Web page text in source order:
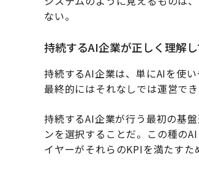
ない。
持続するAI企業が正しく理解
持続するAI企業は、単にAIを使
最終的にはそれなしでは運営でき
持続するAI企業が行う最初の基
ンを選択することだ。この種の
イヤーがそれらのKPIを満たすた